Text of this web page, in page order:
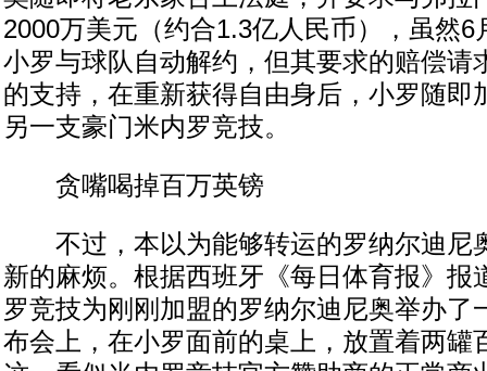
2000万美元（约合1.3亿人民币），虽然6
小罗与球队自动解约，但其要求的赔偿请
的支持，在重新获得自由身后，小罗随即
另一支豪门米内罗竞技。
贪嘴喝掉百万英镑
不过，本以为能够转运的罗纳尔迪尼
新的麻烦。根据西班牙《每日体育报》报
罗竞技为刚刚加盟的罗纳尔迪尼奥举办了
布会上，在小罗面前的桌上，放置着两罐